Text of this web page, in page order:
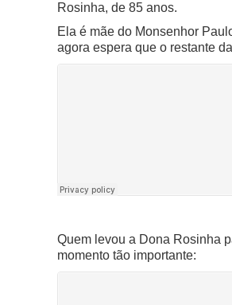
Rosinha, de 85 anos.
Ela é mãe do Monsenhor
agora espera que o restante
Quem levou a Dona Rosinha
momento tão importante: